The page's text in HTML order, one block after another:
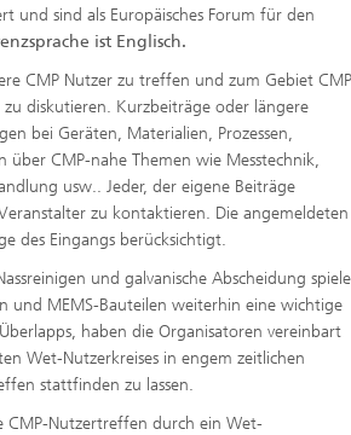
und sind als Europäisches Forum für den
ist Englisch.
CMP Nutzer zu treffen und zum Gebiet CMP
diskutieren. Kurzbeiträge oder längere
bei Geräten, Materialien, Prozessen,
CMP-nahe Themen wie Messtechnik,
usw.. Jeder, der eigene Beiträge
zu kontaktieren. Die angemeldeten
des Eingangs berücksichtigt.
und galvanische Abscheidung
und MEMS-Bauteilen weiterhin eine wichtige
haben die Organisatoren vereinbart
Wet-Nutzerkreises in engem zeitlichen
stattfinden zu lassen.
CMP-Nutzertreffen durch ein Wet-